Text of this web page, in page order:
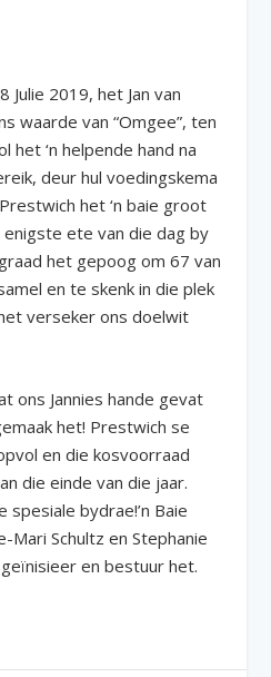
Julie 2019, het Jan van
waarde van “Omgee”, ten
het ‘n helpende hand na
deur hul voedingskema
het ‘n baie groot
ete van die dag by
het gepoog om 67 van
en te skenk in die plek
verseker ons doelwit
ons Jannies hande gevat
het! Prestwich se
en die kosvoorraad
die einde van die jaar.
spesiale bydrae!’n Baie
Mari Schultz en Stephanie
en bestuur het.